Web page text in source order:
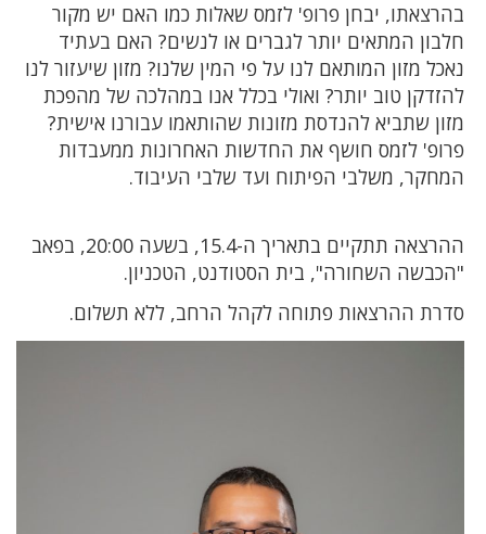
בהרצאתו, יבחן פרופ' לזמס שאלות כמו האם יש מקור
חלבון המתאים יותר לגברים או לנשים? האם בעתיד
נאכל מזון המותאם לנו על פי המין שלנו? מזון שיעזור לנו
להזדקן טוב יותר? ואולי בכלל אנו במהלכה של מהפכת
מזון שתביא להנדסת מזונות שהותאמו עבורנו אישית?
פרופ' לזמס חושף את החדשות האחרונות ממעבדות
המחקר, משלבי הפיתוח ועד שלבי העיבוד.
ההרצאה תתקיים בתאריך ה-15.4, בשעה 20:00, בפאב
"הכבשה השחורה", בית הסטודנט, הטכניון.
סדרת ההרצאות פתוחה לקהל הרחב, ללא תשלום.